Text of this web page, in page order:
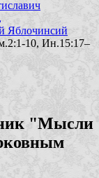
Яблочинсий
10, Ин.15:17–
"Мысли